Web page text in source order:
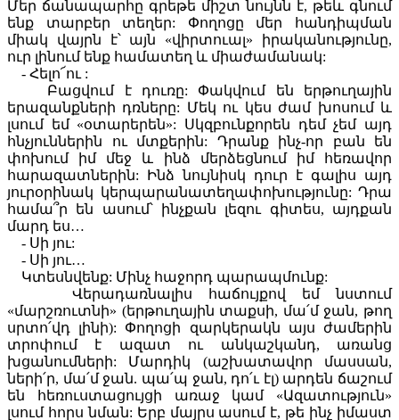
Մեր ճանապարհը գրեթե միշտ նույնն է, թեև գնում
ենք տարբեր տեղեր: Փողոցը մեր հանդիպման
միակ վայրն է՝ այն «վիրտուալ» իրականությունը,
ուր լինում ենք համատեղ և միաժամանակ:
- Հելո՜ու :
Բացվում է դուռը: Փակվում են երթուղային
երազանքների դռները: Մեկ ու կես ժամ խոսում և
լսում եմ «օտարերեն»: Սկզբունքորեն դեմ չեմ այդ
հնչյուններին ու մտքերին: Դրանք ինչ-որ բան են
փոխում իմ մեջ և ինձ մերձեցնում իմ հեռավոր
հարազատներին: Ինձ նույնիսկ դուր է գալիս այդ
յուրօրինակ կերպարանատեղափոխությունը: Դրա
համա՞ր են ասում՝ ինչքան լեզու գիտես, այդքան
մարդ ես…
- Սի յու:
- Սի յու…
Կտեսնվենք: Մինչ հաջորդ պարապմունք:
Վերադառնալիս հաճույքով եմ նստում
«մարշռուտնի» (երթուղային տաքսի, մա՛մ ջան, թող
սրտո՛վդ լինի): Փողոցի զարկերակն այս ժամերին
տրոփում է ազատ ու անկաշկանդ, առանց
խցանումների: Մարդիկ (աշխատավոր մասսան,
ների՛ր, մա՛մ ջան. պա՛պ ջան, դո՛ւ էլ) արդեն ճաշում
են հեռուստացույցի առաջ կամ «Ազատություն»
լսում հորս նման: Երբ մայրս ասում է, թե ինչ իմաստ